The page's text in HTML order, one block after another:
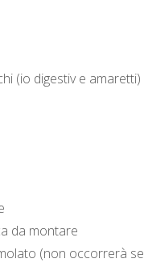
(io digestiv e amaretti)
da montare
(non occorrerà